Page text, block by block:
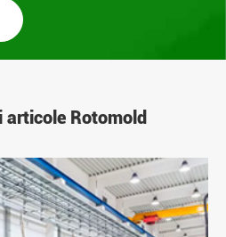
articole Rotomold